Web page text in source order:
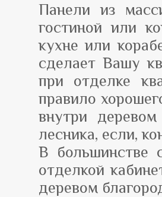
Панели из
гостиной или
кухне или
сделает Вашу
при отделке
правило
внутри
лесника, если,
В большинстве
отделкой
деревом